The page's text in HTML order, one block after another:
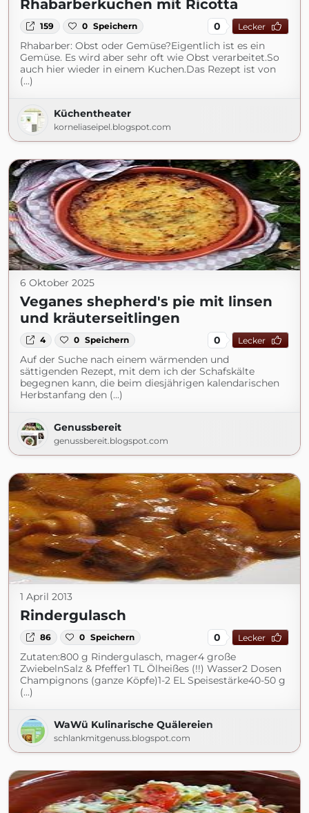
Rhabarberkuchen mit Ricotta
159 0 Speichern 0 Lecker
Rhabarber: Obst oder Gemüse?Eigentlich ist es ein
Gemüse. Es wird aber sehr oft wie Obst verarbeitet.So
auch hier wieder in einem Kuchen.Das Rezept ist von
(...)
Küchentheater
korneliaseipel.blogspot.com
6 Oktober 2025
Veganes shepherd's pie mit linsen
und kräuterseitlingen
4 0 Speichern 0 Lecker
Auf der Suche nach einem wärmenden und
sättigenden Rezept, mit dem ich der Schafskälte
begegnen kann, die beim diesjährigen kalendarischen
Herbstanfang den (...)
Genussbereit
genussbereit.blogspot.com
1 April 2013
Rindergulasch
86 0 Speichern 0 Lecker
Zutaten:800 g Rindergulasch, mager4 große
ZwiebelnSalz & Pfeffer1 TL Ölheißes (!!) Wasser2 Dosen
Champignons (ganze Köpfe)1-2 EL Speisestärke40-50 g
(...)
WaWü Kulinarische Quälereien
schlankmitgenuss.blogspot.com